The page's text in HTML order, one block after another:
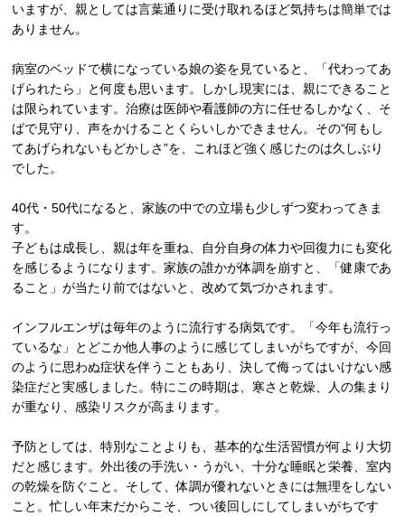
いますが、親としては言葉通りに受け取れるほど気持ちは簡単では
ありません。
病室のベッドで横になっている娘の姿を見ていると、「代わってあ
げられたら」と何度も思います。しかし現実には、親にできること
は限られています。治療は医師や看護師の方に任せるしかなく、そ
ばで見守り、声をかけることくらいしかできません。その“何もし
てあげられないもどかしさ”を、これほど強く感じたのは久しぶり
でした。
40代・50代になると、家族の中での立場も少しずつ変わってきま
す。
子どもは成長し、親は年を重ね、自分自身の体力や回復力にも変化
を感じるようになります。家族の誰かが体調を崩すと、「健康であ
ること」が当たり前ではないと、改めて気づかされます。
インフルエンザは毎年のように流行する病気です。「今年も流行っ
ているな」とどこか他人事のように感じてしまいがちですが、今回
のように思わぬ症状を伴うこともあり、決して侮ってはいけない感
染症だと実感しました。特にこの時期は、寒さと乾燥、人の集まり
が重なり、感染リスクが高まります。
予防としては、特別なことよりも、基本的な生活習慣が何より大切
だと感じます。外出後の手洗い・うがい、十分な睡眠と栄養、室内
の乾燥を防ぐこと。そして、体調が優れないときには無理をしない
こと。忙しい年末だからこそ、つい後回しにしてしまいがちです